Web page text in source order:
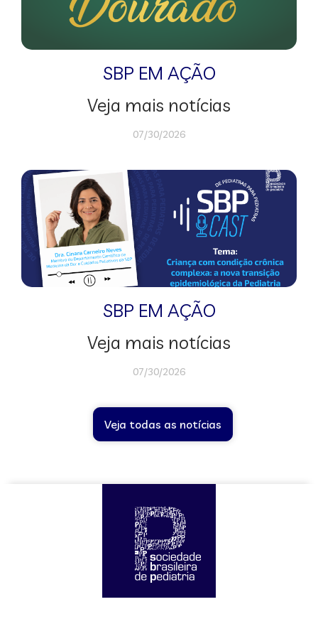
SBP EM AÇÃO
Veja mais notícias
07/30/2026
SBP EM AÇÃO
Veja mais notícias
07/30/2026
Veja todas as notícias